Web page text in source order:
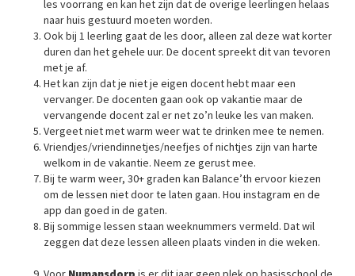
les voorrang en kan het zijn dat de overige leerlingen helaas
naar huis gestuurd moeten worden.
Ook bij 1 leerling gaat de les door, alleen zal deze wat korter
duren dan het gehele uur. De docent spreekt dit van tevoren
met je af.
Het kan zijn dat je niet je eigen docent hebt maar een
vervanger. De docenten gaan ook op vakantie maar de
vervangende docent zal er net zo’n leuke les van maken.
Vergeet niet met warm weer wat te drinken mee te nemen.
Vriendjes/vriendinnetjes/neefjes of nichtjes zijn van harte
welkom in de vakantie. Neem ze gerust mee.
Bij te warm weer, 30+ graden kan Balance’th ervoor kiezen
om de lessen niet door te laten gaan. Hou instagram en de
app dan goed in de gaten.
Bij sommige lessen staan weeknummers vermeld. Dat wil
zeggen dat deze lessen alleen plaats vinden in die weken.